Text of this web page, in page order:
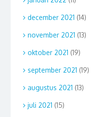
december 2021 (14)
november 2021 (13)
oktober 2021 (19)
september 2021 (19)
augustus 2021 (13)
juli 2021 (15)